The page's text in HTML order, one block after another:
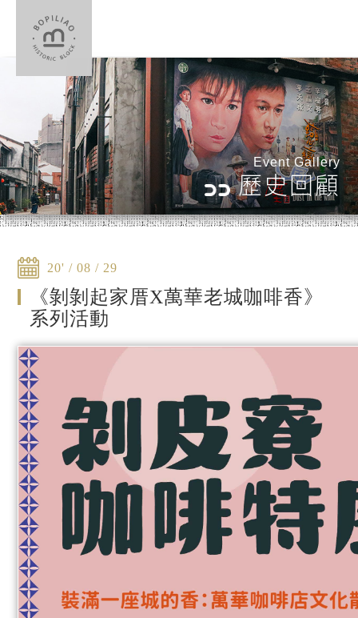
Event Gallery
歷史回顧
20' / 08 / 29
《剝剝起家厝X萬華老城咖啡香》
系列活動